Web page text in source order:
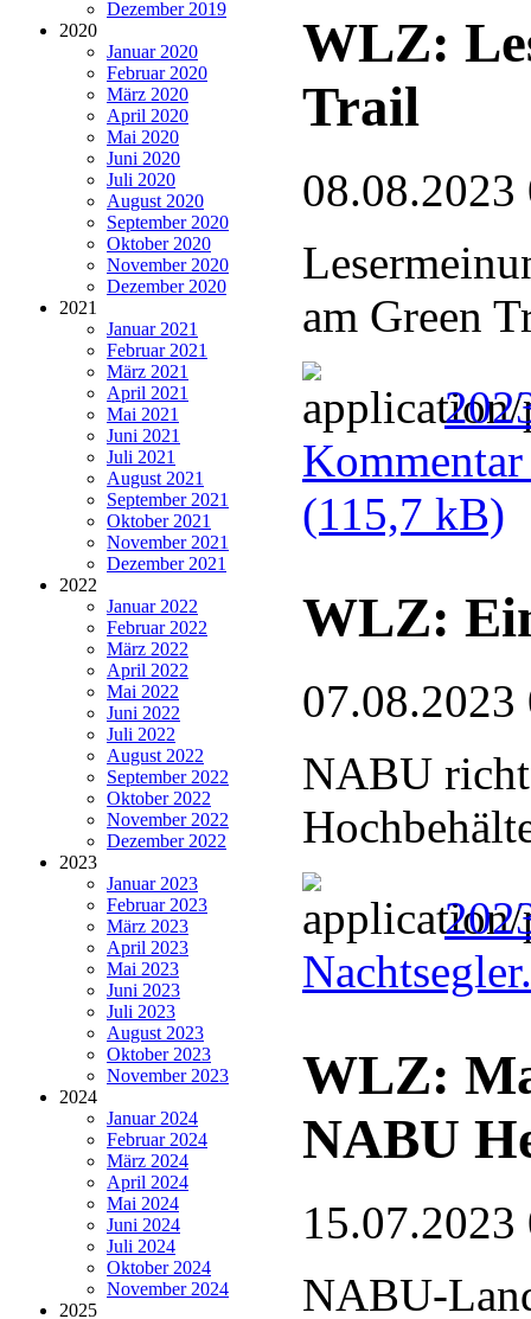
Dezember 2019
2020
Januar 2020
Februar 2020
März 2020
April 2020
Mai 2020
Juni 2020
Juli 2020
August 2020
September 2020
Oktober 2020
November 2020
Dezember 2020
2021
Januar 2021
Februar 2021
März 2021
April 2021
Mai 2021
Juni 2021
Juli 2021
August 2021
September 2021
Oktober 2021
November 2021
Dezember 2021
2022
Januar 2022
Februar 2022
März 2022
April 2022
Mai 2022
Juni 2022
Juli 2022
August 2022
September 2022
Oktober 2022
November 2022
Dezember 2022
2023
Januar 2023
Februar 2023
März 2023
April 2023
Mai 2023
Juni 2023
Juli 2023
August 2023
Oktober 2023
November 2023
2024
Januar 2024
Februar 2024
März 2024
April 2024
Mai 2024
Juni 2024
Juli 2024
Oktober 2024
November 2024
2025
WLZ:
Trail
08.08.2023
am Green
(115,7 kB)
WLZ:
07.08.2023
NABU
WLZ:
NABU
15.07.2023
NABU-